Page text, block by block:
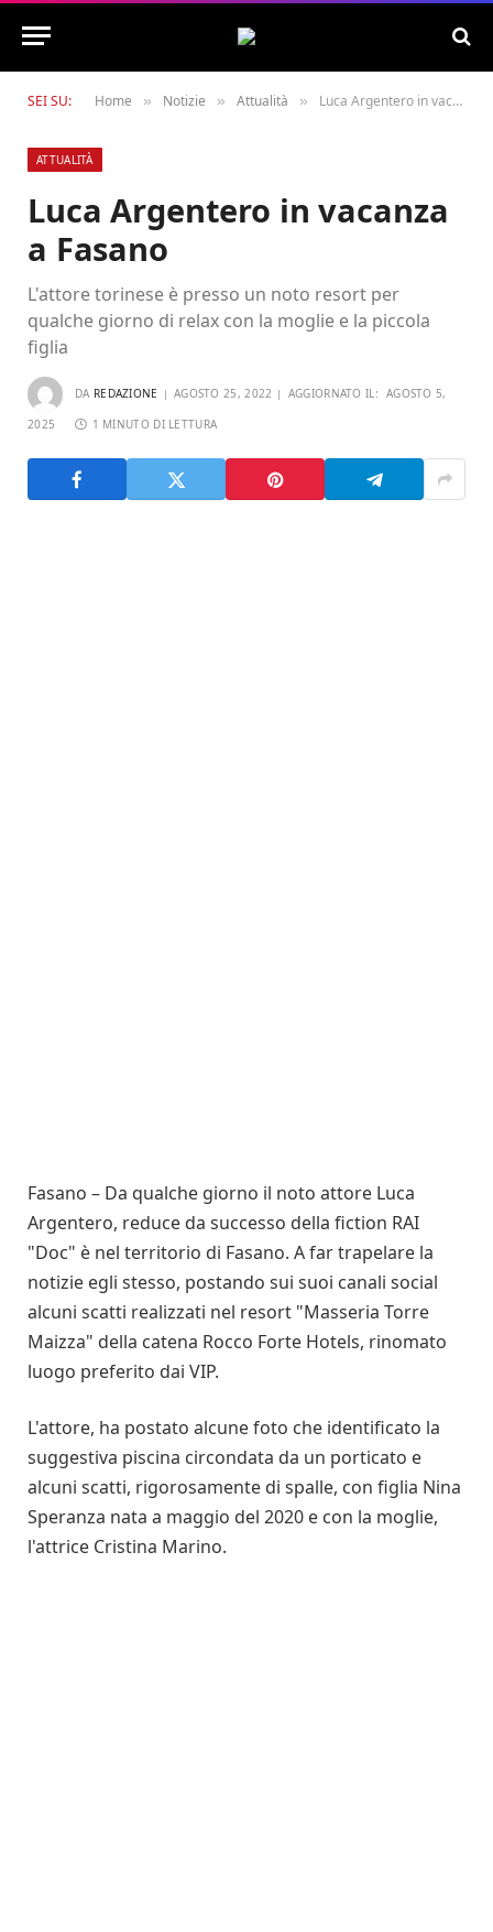
SEI SU: Home » Notizie » Attualità » Luca Argentero in vacanza a Fasano
ATTUALITÀ
Luca Argentero in vacanza
a Fasano
L'attore torinese è presso un noto resort per
qualche giorno di relax con la moglie e la piccola
figlia
DA REDAZIONE AGOSTO 25, 2022 AGGIORNATO IL: AGOSTO 5,
2025 1 MINUTO DI LETTURA
Fasano – Da qualche giorno il noto attore Luca
Argentero, reduce da successo della fiction RAI
"Doc" è nel territorio di Fasano. A far trapelare la
notizie egli stesso, postando sui suoi canali social
alcuni scatti realizzati nel resort "Masseria Torre
Maizza" della catena Rocco Forte Hotels, rinomato
luogo preferito dai VIP.
L'attore, ha postato alcune foto che identificato la
suggestiva piscina circondata da un porticato e
alcuni scatti, rigorosamente di spalle, con figlia Nina
Speranza nata a maggio del 2020 e con la moglie,
l'attrice Cristina Marino.